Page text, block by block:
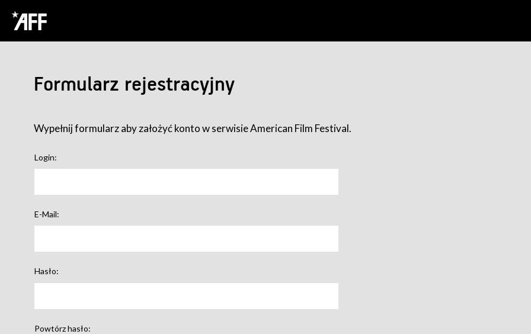
Formularz rejestracyjny
Wypełnij formularz aby założyć konto w serwisie American Film Festival.
Login:
E-Mail:
Hasło:
Powtórz hasło: